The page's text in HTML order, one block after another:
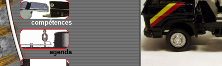
compétences
agenda